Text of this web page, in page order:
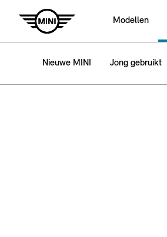
Modellen
Nieuwe MINI Jong gebruikt